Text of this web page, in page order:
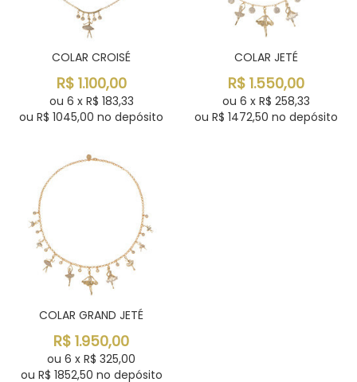
COLAR CROISÉ
R$ 1.100,00
ou 6 x R$ 183,33
ou R$ 1045,00 no depósito
COLAR JETÉ
R$ 1.550,00
ou 6 x R$ 258,33
ou R$ 1472,50 no depósito
COLAR GRAND JETÉ
R$ 1.950,00
ou 6 x R$ 325,00
ou R$ 1852,50 no depósito